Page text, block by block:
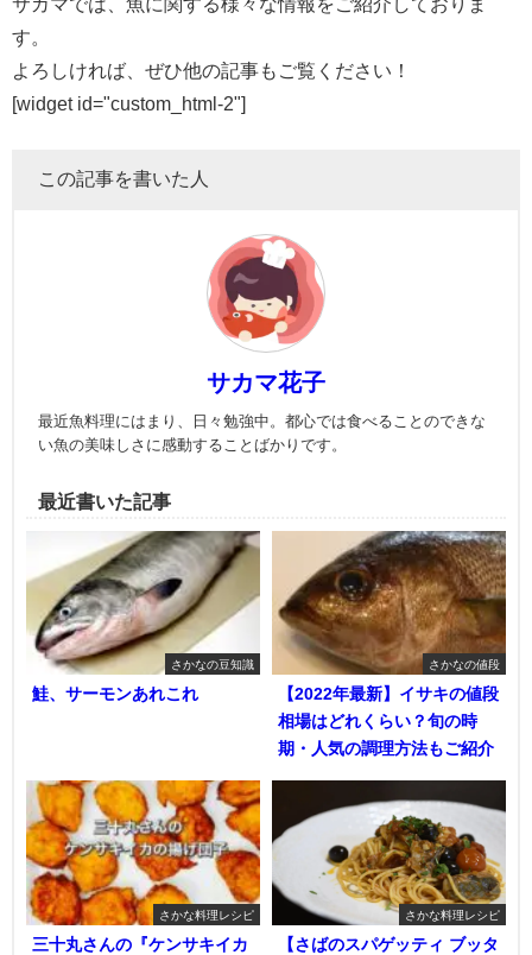
す。
よろしければ、ぜひ他の記事もご覧ください！
[widget id="custom_html-2"]
この記事を書いた人
サカマ花子
最近魚料理にはまり、日々勉強中。都心では食べることのできな
い魚の美味しさに感動することばかりです。
最近書いた記事
さかなの豆知識
鮭、サーモンあれこれ
さかなの値段
【2022年最新】イサキの値段
相場はどれくらい？旬の時
期・人気の調理方法もご紹介
さかな料理レシピ
三十丸さんの『ケンサキイカ
さかな料理レシピ
【さばのスパゲッティ ブッタ